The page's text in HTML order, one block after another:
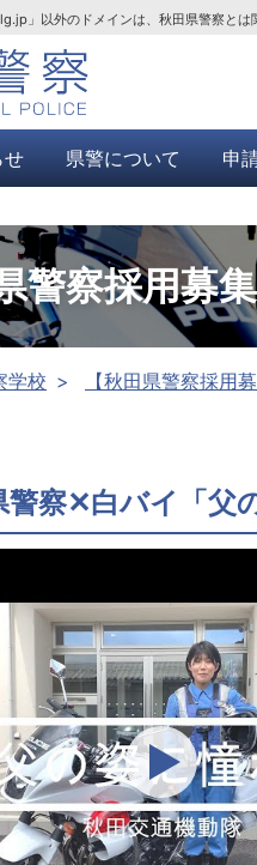
」以外のドメインは、秋田県警察とは
せ 県警について 申
警察採用募集
学校 【秋田県警察採用
警察✕白バイ「父